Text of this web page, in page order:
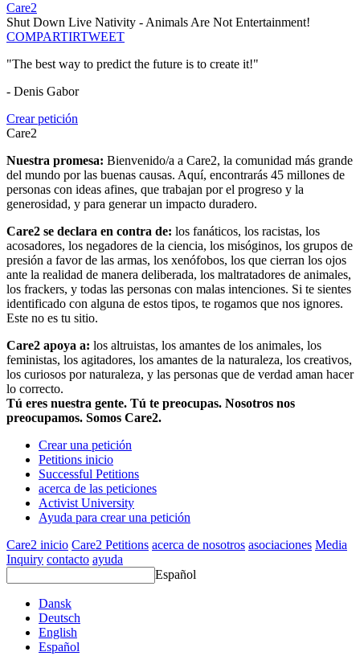
Care2
Shut Down Live Nativity - Animals Are Not Entertainment!
COMPARTIRTWEET
"The best way to predict the future is to create it!"
- Denis Gabor
Crear petición
Care2
Nuestra promesa: Bienvenido/a a Care2, la comunidad más grande
del mundo por las buenas causas. Aquí, encontrarás 45 millones de
personas con ideas afines, que trabajan por el progreso y la
generosidad, y para generar un impacto duradero.
Care2 se declara en contra de: los fanáticos, los racistas, los
acosadores, los negadores de la ciencia, los misóginos, los grupos de
presión a favor de las armas, los xenófobos, los que cierran los ojos
ante la realidad de manera deliberada, los maltratadores de animales,
los frackers, y todas las personas con malas intenciones. Si te sientes
identificado con alguna de estos tipos, te rogamos que nos ignores.
Este no es tu sitio.
Care2 apoya a: los altruistas, los amantes de los animales, los
feministas, los agitadores, los amantes de la naturaleza, los creativos,
los curiosos por naturaleza, y las personas que de verdad aman hacer
lo correcto.
Tú eres nuestra gente. Tú te preocupas. Nosotros nos
preocupamos. Somos Care2.
Crear una petición
Petitions inicio
Successful Petitions
acerca de las peticiones
Activist University
Ayuda para crear una petición
Care2 inicio Care2 Petitions acerca de nosotros asociaciones Media
Inquiry contacto ayuda
Español
Dansk
Deutsch
English
Español